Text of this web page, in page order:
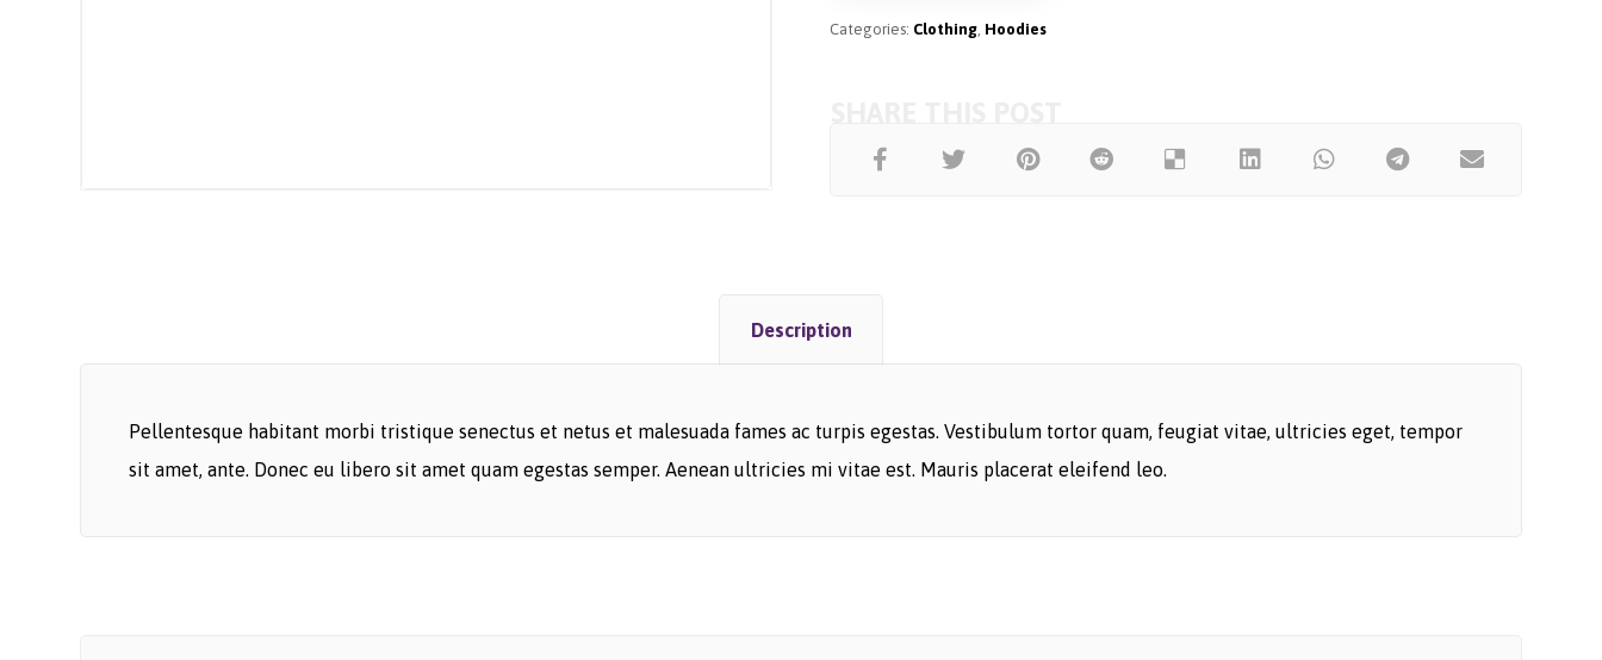
Categories: Clothing, Hoodies
Description
Pellentesque habitant morbi tristique senectus et netus et malesuada fames ac turpis egestas. Vestibulum tortor quam, feugiat vitae, ultricies eget, tempor
sit amet, ante. Donec eu libero sit amet quam egestas semper. Aenean ultricies mi vitae est. Mauris placerat eleifend leo.